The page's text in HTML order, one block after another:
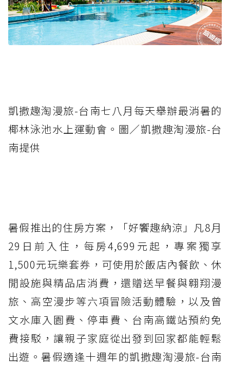
凱撒趣淘漫旅-台南七八月每天舉辦最消暑的
椰林泳池水上運動會。圖／凱撒趣淘漫旅-台
南提供
暑假推出的住房方案，「好饗趣納涼」凡8月
29日前入住，每房4,699元起，專案獨享
1,500元玩樂套券，可使用於飯店內餐飲、休
閒設施與精品店消費，還贈送早餐與翱翔漫
旅、高空漫步等六項冒險活動體驗，以及曾
文水庫入園費、停車費、台南高鐵站預約免
費接駁，讓親子家庭從出發到回家都能輕鬆
出遊。暑假適逢十週年的凱撒趣淘漫旅-台南